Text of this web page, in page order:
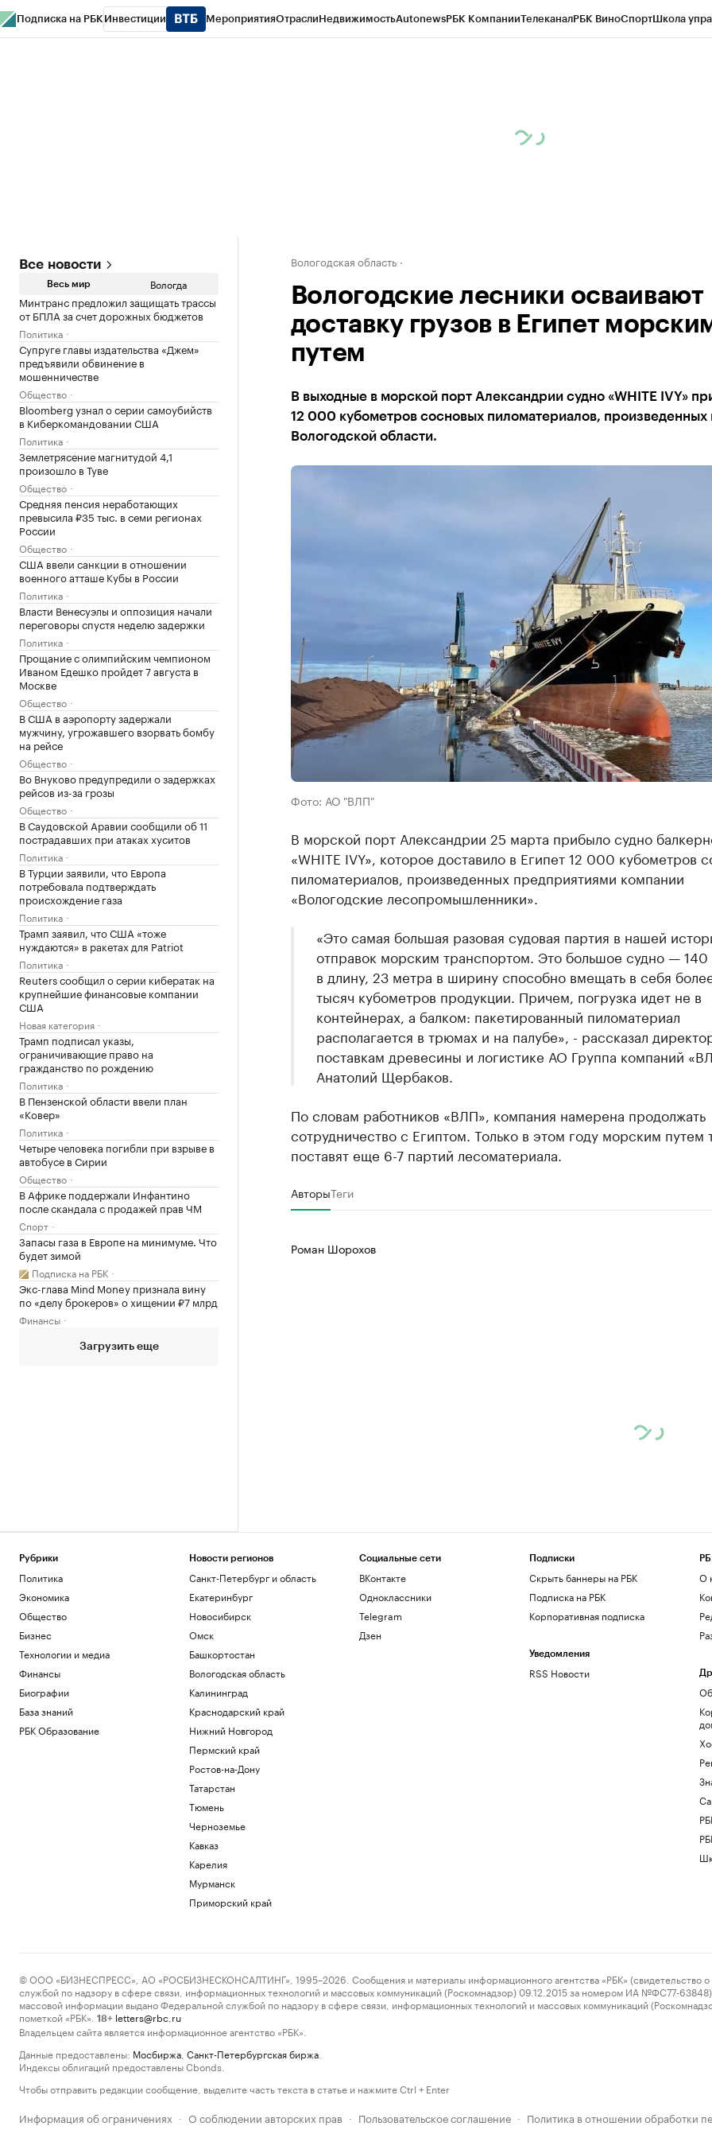
Подписка на РБК Инвестиции МероприятияОтраслиНедвижимостьAutonewsРБК КомпанииТелеканалРБК ВиноСпортШкола
Все новости
Весь мир Вологда
Минтранс предложил защищать трассы
от БПЛА за счет дорожных бюджетов
Политика
Супруге главы издательства «Джем»
предъявили обвинение в
мошенничестве
Общество
Bloomberg узнал о серии самоубийств
в Киберкомандовании США
Политика
Землетрясение магнитудой 4,1
произошло в Туве
Общество
Средняя пенсия неработающих
превысила ₽35 тыс. в семи регионах
России
Общество
США ввели санкции в отношении
военного атташе Кубы в России
Политика
Власти Венесуэлы и оппозиция начали
переговоры спустя неделю задержки
Политика
Прощание с олимпийским чемпионом
Иваном Едешко пройдет 7 августа в
Москве
Общество
В США в аэропорту задержали
мужчину, угрожавшего взорвать бомбу
на рейсе
Общество
Во Внуково предупредили о задержках
рейсов из-за грозы
Общество
В Саудовской Аравии сообщили об 11
пострадавших при атаках хуситов
Политика
В Турции заявили, что Европа
потребовала подтверждать
происхождение газа
Политика
Трамп заявил, что США «тоже
нуждаются» в ракетах для Patriot
Политика
Reuters сообщил о серии кибератак на
крупнейшие финансовые компании
США
Новая категория
Трамп подписал указы,
ограничивающие право на
гражданство по рождению
Политика
В Пензенской области ввели план
«Ковер»
Политика
Четыре человека погибли при взрыве в
автобусе в Сирии
Общество
В Африке поддержали Инфантино
после скандала с продажей прав ЧМ
Спорт
Запасы газа в Европе на минимуме. Что
будет зимой
Подписка на РБК
Экс-глава Mind Money признала вину
по «делу брокеров» о хищении ₽7 млрд
Финансы
Загрузить еще
Вологодская область
Вологодские лесники осваивают
доставку грузов в Египет
путем
В выходные в морской порт Александрии судно «WHITE IVY»
12 000 кубометров сосновых пиломатериалов, произведенных
Вологодской области.
Фото: АО "ВЛП"
В морской порт Александрии 25 марта прибыло судно
«WHITE IVY», которое доставило в Египет 12 000 кубометров
пиломатериалов, произведенных предприятиями компании
«Вологодские лесопромышленники».
«Это самая большая разовая судовая партия в нашей
отправок морским транспортом. Это большое судно —
в длину, 23 метра в ширину способно вмещать в себя
тысяч кубометров продукции. Причем, погрузка идет не в
контейнерах, а балком: пакетированный пиломатериал
располагается в трюмах и на палубе», - рассказал
поставкам древесины и логистике АО Группа компаний
Анатолий Щербаков.
По словам работников «ВЛП», компания намерена продолжать
сотрудничество с Египтом. Только в этом году морским путем
поставят еще 6-7 партий лесоматериала.
АвторыТеги
Роман Шорохов
Рубрики
Политика
Экономика
Общество
Бизнес
Технологии и медиа
Финансы
Биографии
База знаний
РБК Образование
Новости регионов
Санкт-Петербург и область
Екатеринбург
Новосибирск
Омск
Башкортостан
Вологодская область
Калининград
Краснодарский край
Нижний Новгород
Пермский край
Ростов-на-Дону
Татарстан
Тюмень
Черноземье
Кавказ
Карелия
Мурманск
Приморский край
Социальные сети
ВКонтакте
Одноклассники
Telegram
Дзен
Подписки
Скрыть баннеры на РБК
Подписка на РБК
Корпоративная подписка
Уведомления
RSS Новости
О
© ООО «БИЗНЕСПРЕСС», АО «РОСБИЗНЕСКОНСАЛТИНГ», 1995–2026. Сообщения и материалы информационного агентства «РБК» (свидетельство о
службой по надзору в сфере связи, информационных технологий и массовых коммуникаций (Роскомнадзор) 09.12.2015 за номером ИА №ФС77-63848)
массовой информации выдано Федеральной службой по надзору в сфере связи, информационных технологий и массовых коммуникаций
пометкой «РБК».
18+ letters@rbc.ru
Владельцем сайта является информационное агентство «РБК».
Данные предоставлены: Мосбиржа Санкт-Петербургская биржа
Индексы облигаций предоставлены Cbonds.
Чтобы отправить редакции сообщение, выделите часть текста в статье и нажмите Ctrl + Enter
Информация об ограничениях · О соблюдении авторских прав · Пользовательское соглашение · Политика в отношении обработки